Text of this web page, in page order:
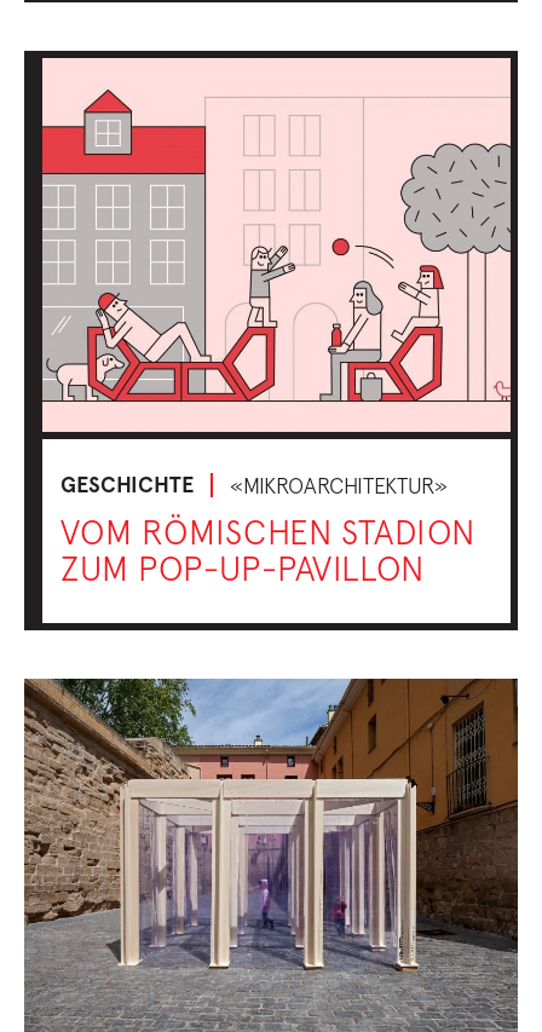
GESCHICHTE «MIKROARCHITEKTUR»
VOM RÖMISCHEN STADION
ZUM POP-UP-PAVILLON